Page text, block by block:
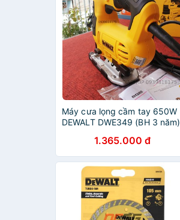
Máy cưa lọng cầm tay 650W
DEWALT DWE349 (BH 3 năm)
1.365.000 đ